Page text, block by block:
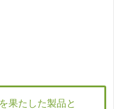
果たした製品と